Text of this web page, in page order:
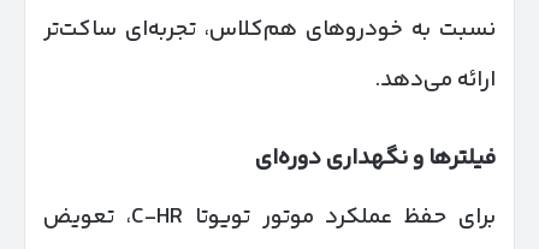
نسبت به خودروهای هم‌کلاس، تجربه‌ای ساکت‌تر
ارائه می‌دهد.
فیلترها و نگهداری دوره‌ای
برای حفظ عملکرد موتور تویوتا C-HR، تعویض